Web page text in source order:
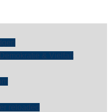
& Vielfalt
reloaded